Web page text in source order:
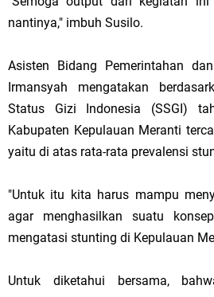
nantinya," imbuh Susilo.
Asisten Bidang Pemerintahan
Irmansyah mengatakan
Status Gizi Indonesia (SSGI)
Kabupaten Kepulauan Meranti
yaitu di atas rata-rata prevalensi
"Untuk itu kita harus mampu
agar menghasilkan suatu
mengatasi stunting di Kepulauan
Untuk diketahui bersama,